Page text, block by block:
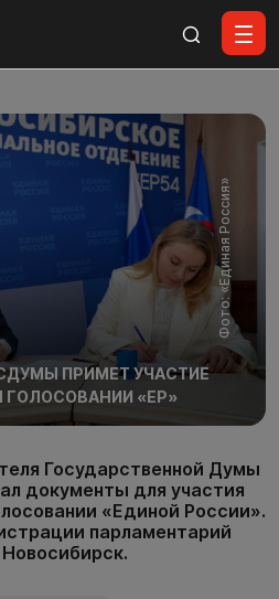
Фото: «Единая Россия»
ПРИМЕТ УЧАСТИЕ
«ЕР»
Государственной Думы
документы для участия
«Единой России».
парламентарий